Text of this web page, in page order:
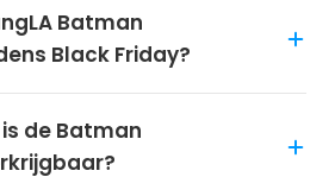
Batman
Black Friday?
de Batman